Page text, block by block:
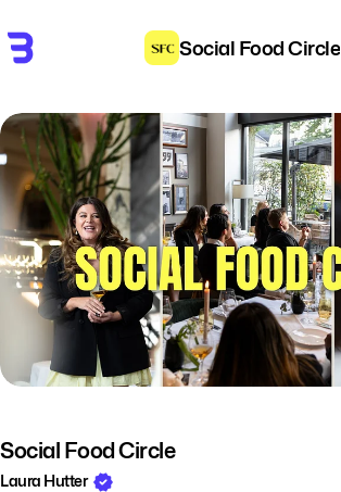
Social Food Circle
Social Food Circle
Laura Hutter